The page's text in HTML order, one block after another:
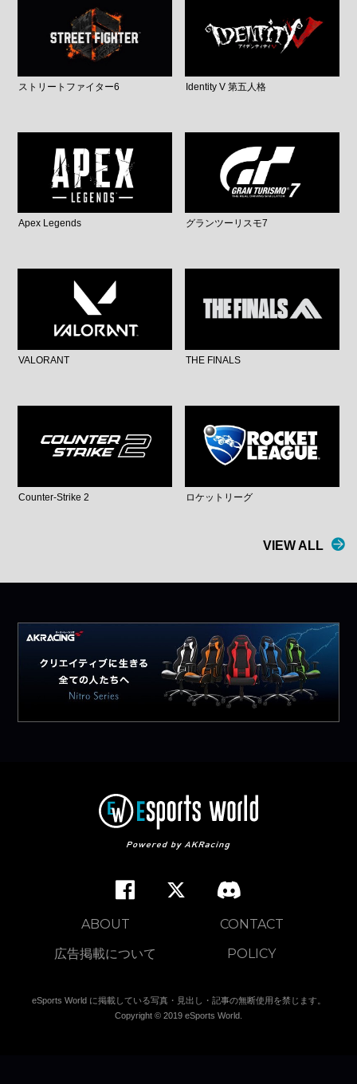
ストリートファイター6 Identity V 第五人格
Apex Legends グランツーリスモ7
VALORANT THE FINALS
Counter-Strike 2 ロケットリーグ
VIEW ALL
ABOUT
CONTACT
広告掲載について
POLICY
eSports World に掲載している写真・見出し・記事の無断使用を禁じます。
Copyright © 2019 eSports World.